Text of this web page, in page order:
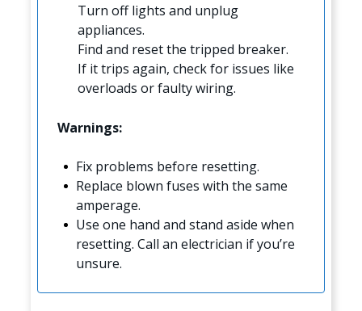
Turn off lights and unplug
appliances.
Find and reset the tripped breaker.
If it trips again, check for issues like
overloads or faulty wiring.
Warnings:
Fix problems before resetting.
Replace blown fuses with the same
amperage.
Use one hand and stand aside when
resetting. Call an electrician if you’re
unsure.